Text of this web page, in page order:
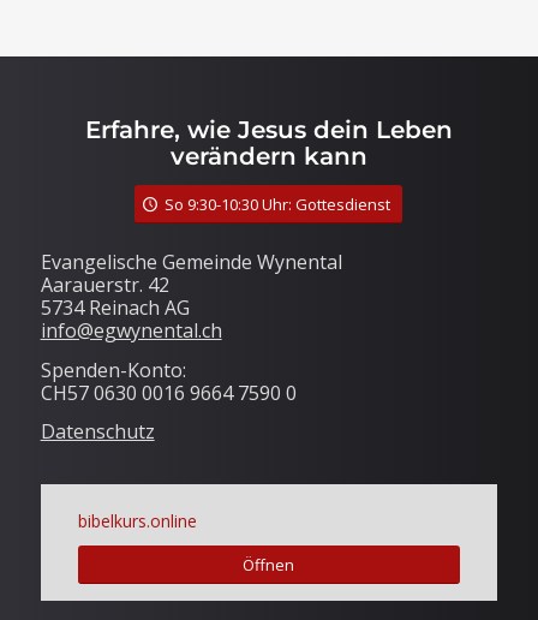
Erfahre, wie Jesus dein Leben
verändern kann
So 9:30-10:30 Uhr: Gottesdienst
Evangelische Gemeinde Wynental
Aarauerstr. 42
5734 Reinach AG
info@egwynental.ch
Spenden-Konto:
CH57 0630 0016 9664 7590 0
Datenschutz
bibelkurs.online
Öffnen